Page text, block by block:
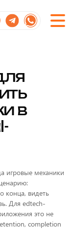
в
игровые механики
конца, видеть
Для edtech-
это не
completion